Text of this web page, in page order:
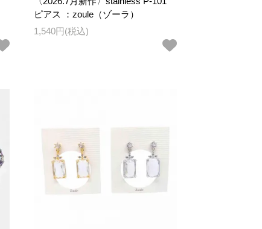
ピアス ：zoule（ゾーラ）
1,540円(税込)